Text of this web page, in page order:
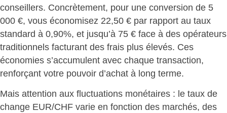
conseillers. Concrètement, pour une conversion de 5
000 €, vous économisez 22,50 € par rapport au taux
standard à 0,90%, et jusqu’à 75 € face à des opérateurs
traditionnels facturant des frais plus élevés. Ces
économies s’accumulent avec chaque transaction,
renforçant votre pouvoir d’achat à long terme.
Mais attention aux fluctuations monétaires : le taux de
change EUR/CHF varie en fonction des marchés, des